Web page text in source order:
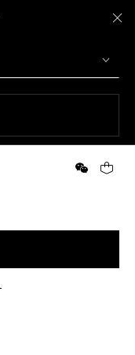
微信 您的